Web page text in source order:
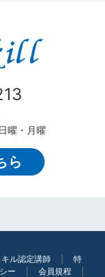
曜・月曜
ら
ル認定講師
特
ー 会員規程